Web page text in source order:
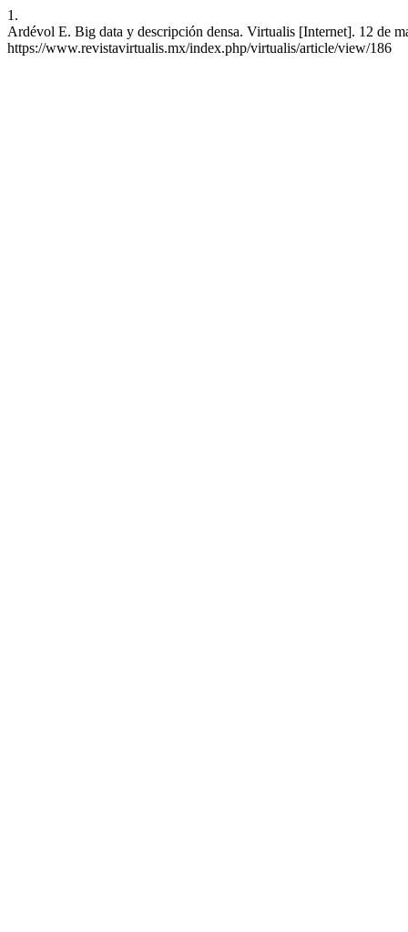
1.
Ardévol E. Big data y descripción densa. Virtualis [Internet]. 12 de
https://www.revistavirtualis.mx/index.php/virtualis/article/view/186